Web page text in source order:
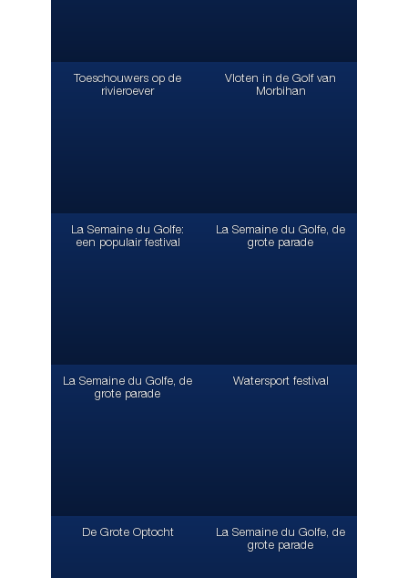
Toeschouwers op de
rivieroever
Vloten in de Golf van
Morbihan
La Semaine du Golfe:
een populair festival
La Semaine du Golfe, de
grote parade
La Semaine du Golfe, de
grote parade
Watersport festival
De Grote Optocht
La Semaine du Golfe, de
grote parade